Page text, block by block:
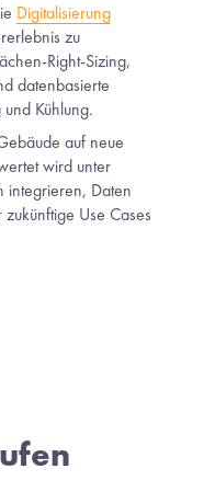
Digitalisierung
zu
Right-Sizing,
datenbasierte
Kühlung.
auf neue
wird unter
integrieren, Daten
Use Cases